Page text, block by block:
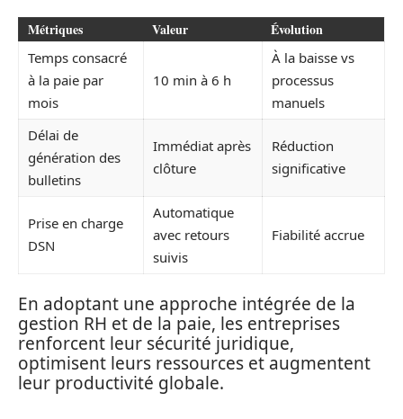
Métriques Valeur Évolution
Temps consacré
à la paie par
mois
10 min à 6 h
À la baisse vs
processus
manuels
Délai de
génération des
bulletins
Immédiat après
clôture
Réduction
significative
Prise en charge
DSN
Automatique
avec retours
suivis
Fiabilité accrue
En adoptant une approche intégrée de la
gestion RH et de la paie, les entreprises
renforcent leur sécurité juridique,
optimisent leurs ressources et augmentent
leur productivité globale.